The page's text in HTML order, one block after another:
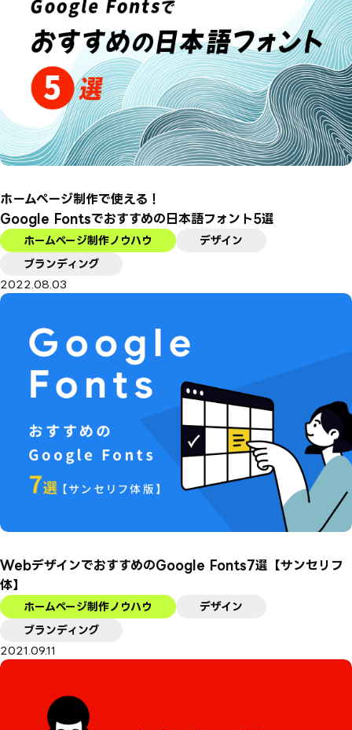
ホームページ制作で使える！
Google Fontsでおすすめの日本語フォント5選
ホームページ制作ノウハウ
デザイン
ブランディング
2022.08.03
WebデザインでおすすめのGoogle Fonts7選【サンセリフ
体】
ホームページ制作ノウハウ
デザイン
ブランディング
2021.09.11